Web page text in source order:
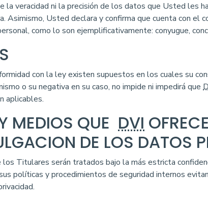
la veracidad ni la precisión de los datos que Usted les
Asimismo, Usted declara y confirma que cuenta con
como lo son ejemplificativamente: conyugue,
con la ley existen supuestos en los cuales su
o su negativa en su caso, no impide ni impedirá que
aplicables.
MEDIOS QUE DVI
DE LOS DATOS
Titulares serán tratados bajo la más estricta
políticas y procedimientos de seguridad internos